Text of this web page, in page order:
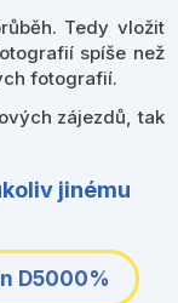
Tedy vložit
spíše než
fotografií.
zájezdů, tak
jinému
D5000%